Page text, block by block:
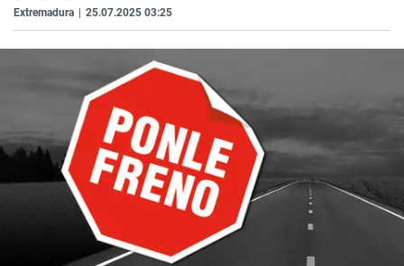
Extremadura 25.07.2025 03:25